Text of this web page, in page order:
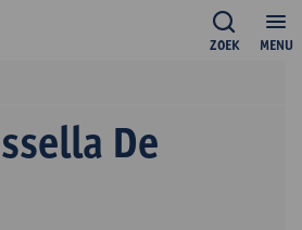
MENU
ZOEK
De